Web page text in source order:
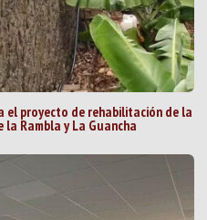
el proyecto de rehabilitación de la
Rambla y La Guancha